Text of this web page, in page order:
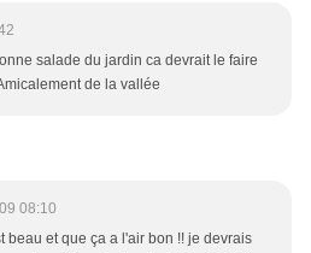
salade du jardin ca devrait le faire
de la vallée
08:10
beau et que ça a l'air bon !! je devrais